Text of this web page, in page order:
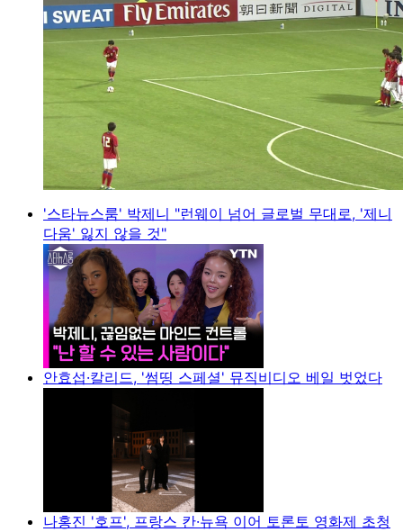
'스타뉴스룸' 박제니 "런웨이 넘어 글로벌 무대로, '제니
다움' 잃지 않을 것"
안효섭·칼리드, '썸띵 스페셜' 뮤직비디오 베일 벗었다
나홍진 '호프', 프랑스 칸·뉴욕 이어 토론토 영화제 초청